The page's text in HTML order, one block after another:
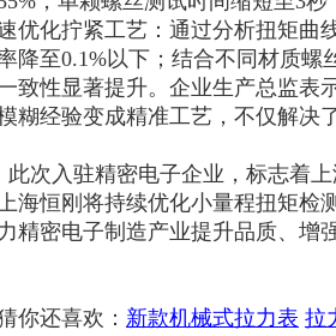
优化拧紧工艺：通过分析扭矩曲
降至0.1%以下；结合不同材质
致性显著提升。企业生产总监表
糊经验变成精准工艺，不仅解决
此次入驻精密电子企业，标志着
海恒刚将持续优化小量程扭矩检
精密电子制造产业提升品质、增
你还喜欢： 新款机械式拉力表 拉